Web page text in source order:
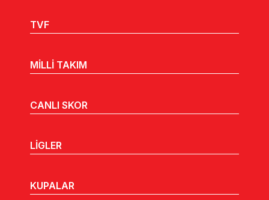
TVF
MİLLİ TAKIM
CANLI SKOR
LİGLER
KUPALAR